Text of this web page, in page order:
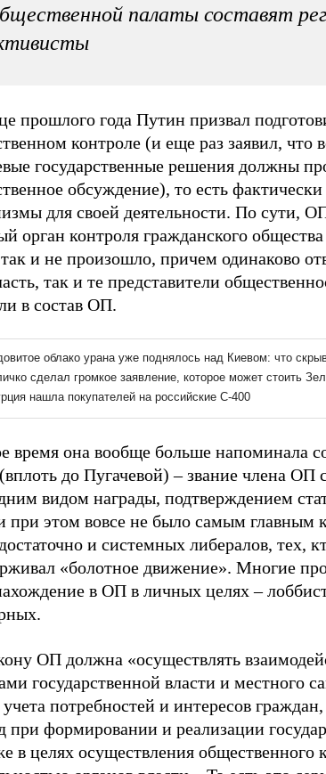
палаты составят
прошлого года Путин призвал
контроле (и еще раз заявил, что
государственные решения должны
обсуждение), то есть
для своей деятельности. По сути,
орган контроля гражданского
так и не произошло, причем одинаково
так и те представители
в состав ОП.
время она вообще больше напоминала
до Пугачевой) – звание члена ОП
видом награды, подтверждением
при этом вовсе не было самым главным
и системных либералов, тех,
«болотное движение». Многие
в ОП в личных целях –
ОП должна «осуществлять
государственной власти и местного
учета потребностей и интересов
при формировании и реализации
в целях осуществления общественного